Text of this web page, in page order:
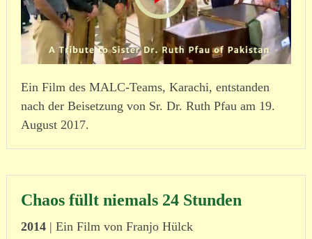
Ein Film des MALC-Teams, Karachi, entstanden
nach der Beisetzung von Sr. Dr. Ruth Pfau am 19.
August 2017.
Chaos füllt niemals 24 Stunden
2014| Ein Film von Franjo Hülck